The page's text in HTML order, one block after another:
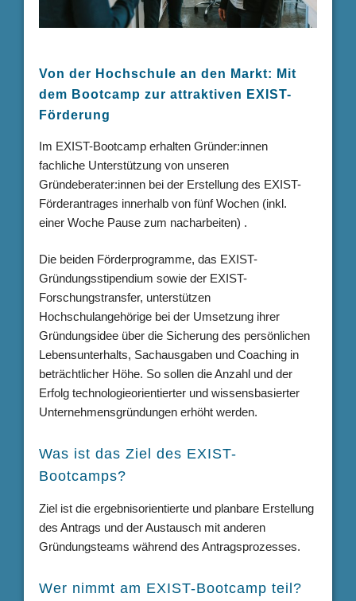
Von der Hochschule an den Markt: Mit
dem Bootcamp zur attraktiven EXIST-
Förderung
Im EXIST-Bootcamp erhalten Gründer:innen
fachliche Unterstützung von unseren
Gründeberater:innen bei der Erstellung des EXIST-
Förderantrages innerhalb von fünf Wochen (inkl.
einer Woche Pause zum nacharbeiten) .
Die beiden Förderprogramme, das EXIST-
Gründungsstipendium sowie der EXIST-
Forschungstransfer, unterstützen
Hochschulangehörige bei der Umsetzung ihrer
Gründungsidee über die Sicherung des persönlichen
Lebensunterhalts, Sachausgaben und Coaching in
beträchtlicher Höhe. So sollen die Anzahl und der
Erfolg technologieorientierter und wissensbasierter
Unternehmensgründungen erhöht werden.
Was ist das Ziel des EXIST-
Bootcamps?
Ziel ist die ergebnisorientierte und planbare Erstellung
des Antrags und der Austausch mit anderen
Gründungsteams während des Antragsprozesses.
Wer nimmt am EXIST-Bootcamp teil?